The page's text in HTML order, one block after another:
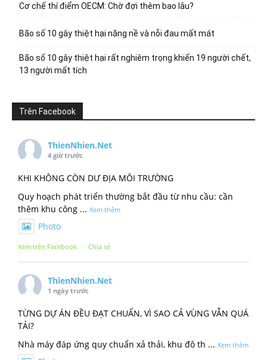
Cơ chế thí điểm OECM: Chờ đợi thêm bao lâu?
Bão số 10 gây thiệt hại nặng nề và nỗi đau mất mát
Bão số 10 gây thiệt hại rất nghiêm trọng khiến 19 người chết,
13 người mất tích
Trên Facebook
ThienNhien.Net
4 giờ trước
KHI KHÔNG CÒN DƯ ĐỊA MÔI TRƯỜNG
Quy hoạch phát triển thường bắt đầu từ nhu cầu: cần
thêm khu công ... Xem thêm
Photo
Xem trên Facebook · Chia sẻ
ThienNhien.Net
1 ngày trước
TỪNG DỰ ÁN ĐỀU ĐẠT CHUẨN, VÌ SAO CẢ VÙNG VẪN QUÁ
TẢI?
Nhà máy đáp ứng quy chuẩn xả thải, khu đô th ... Xem thêm